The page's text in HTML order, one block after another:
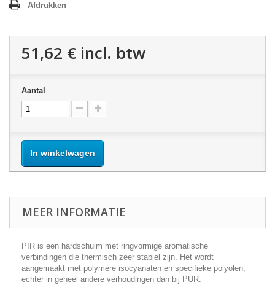
Afdrukken
51,62 € incl. btw
Aantal
In winkelwagen
MEER INFORMATIE
PIR is een hardschuim met ringvormige aromatische
verbindingen die thermisch zeer stabiel zijn. Het wordt
aangemaakt met polymere isocyanaten en specifieke polyolen,
echter in geheel andere verhoudingen dan bij PUR.